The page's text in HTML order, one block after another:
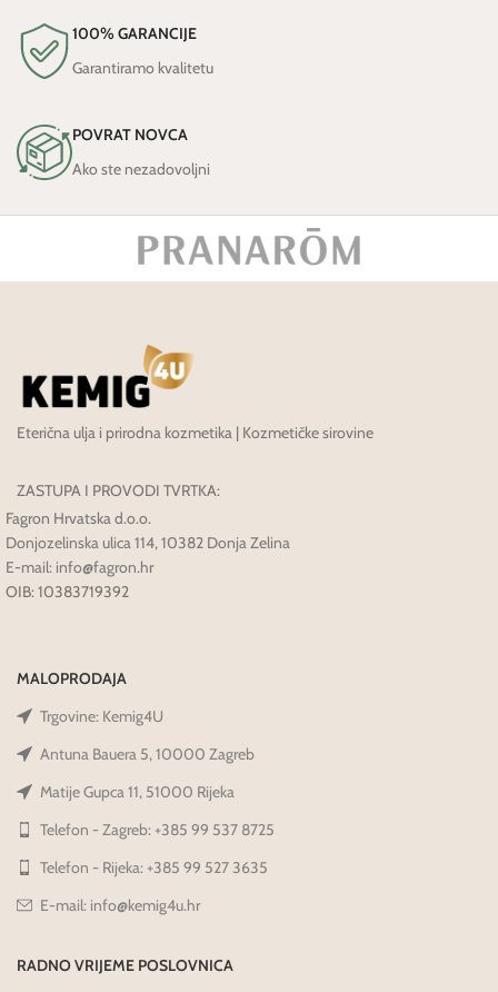
100% GARANCIJE
Garantiramo kvalitetu
POVRAT NOVCA
Ako ste nezadovoljni
Eterična ulja i prirodna kozmetika | Kozmetičke sirovine
ZASTUPA I PROVODI TVRTKA:
Fagron Hrvatska d.o.o.
Donjozelinska ulica 114, 10382 Donja Zelina
E-mail: info@fagron.hr
OIB: 10383719392
MALOPRODAJA
Trgovine: Kemig4U
Antuna Bauera 5, 10000 Zagreb
Matije Gupca 11, 51000 Rijeka
Telefon - Zagreb: +385 99 537 8725
Telefon - Rijeka: +385 99 527 3635
E-mail: info@kemig4u.hr
RADNO VRIJEME POSLOVNICA